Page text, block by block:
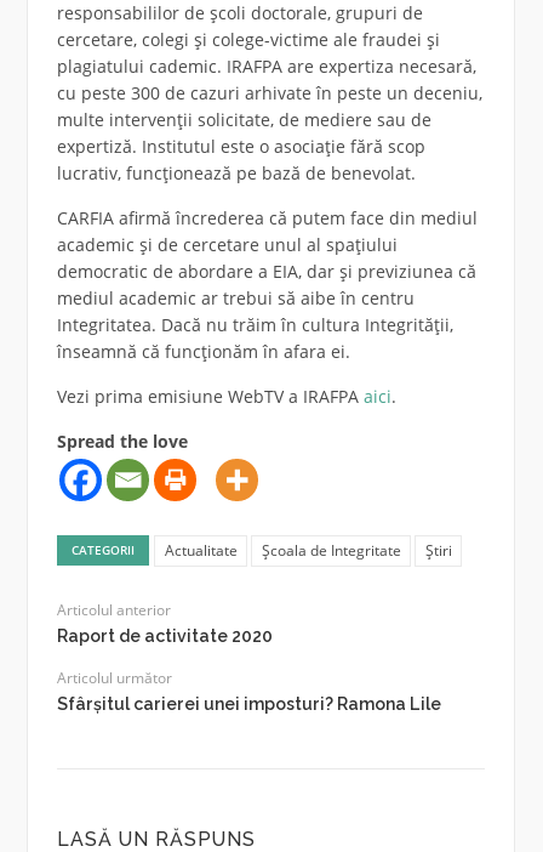
responsabililor de școli doctorale, grupuri de
cercetare, colegi și colege-victime ale fraudei și
plagiatului cademic. IRAFPA are expertiza necesară,
cu peste 300 de cazuri arhivate în peste un deceniu,
multe intervenții solicitate, de mediere sau de
expertiză. Institutul este o asociație fără scop
lucrativ, funcționează pe bază de benevolat.
CARFIA afirmă încrederea că putem face din mediul
academic și de cercetare unul al spațiului
democratic de abordare a EIA, dar și previziunea că
mediul academic ar trebui să aibe în centru
Integritatea. Dacă nu trăim în cultura Integrității,
înseamnă că funcționăm în afara ei.
Vezi prima emisiune WebTV a IRAFPA aici.
Spread the love
CATEGORII Actualitate Școala de Integritate Știri
Articolul anterior
Raport de activitate 2020
Articolul următor
Sfârșitul carierei unei imposturi? Ramona Lile
LASĂ UN RĂSPUNS